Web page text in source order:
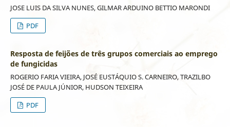
JOSE LUIS DA SILVA NUNES, GILMAR ARDUINO BETTIO MARONDI
PDF
Resposta de feijões de três grupos comerciais ao emprego
de fungicidas
ROGERIO FARIA VIEIRA, JOSÉ EUSTÁQUIO S. CARNEIRO, TRAZILBO
JOSÉ DE PAULA JÚNIOR, HUDSON TEIXEIRA
PDF